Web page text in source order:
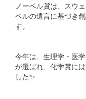
ノーベル賞は、スウ
ベルの遺言に基づき
す。
今年は、生理学・医
が選ばれ、化学賞に
した✨